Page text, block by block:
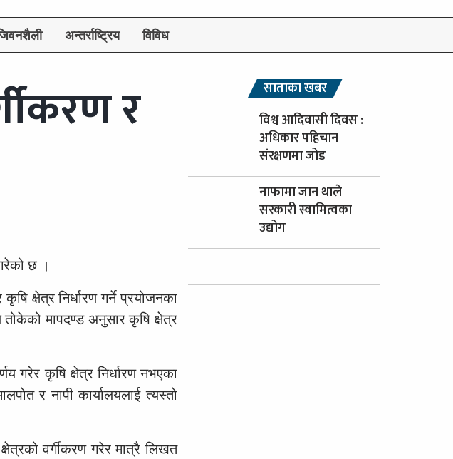
अन्तर्राष्ट्रिय विविध
र
छ ।
क्षेत्र निर्धारण गर्ने प्रयोजनका
मापदण्ड अनुसार कृषि क्षेत्र
गरेर कृषि क्षेत्र निर्धारण नभएका
र नापी कार्यालयलाई त्यस्तो
वर्गीकरण गरेर मात्रै लिखत
साताका खबर
विश्व आदिवासी दिवस :
अधिकार पहिचान
संरक्षणमा जोड
नाफामा जान थाले
सरकारी स्वामित्वका
उद्योग